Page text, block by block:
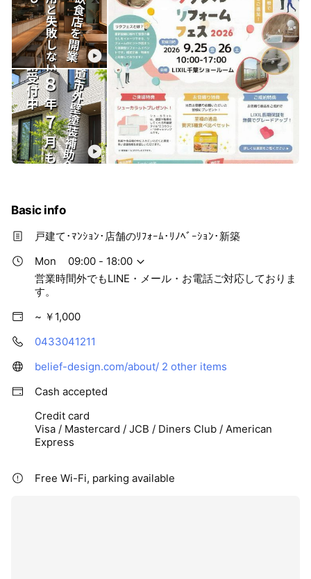
Basic info
戸建て･ﾏﾝｼｮﾝ･店舗のﾘﾌｫｰﾑ･ﾘﾉﾍﾞｰｼｮﾝ･新築
Mon
09:00 - 18:00
営業時間外でもLINE・メール・お電話ご対応しておりま
す。
~ ￥1,000
0433041211
belief-design.com/about/ 2 other items
Cash accepted
Credit card
Visa / Mastercard / JCB / Diners Club / American
Express
Free Wi-Fi, parking available